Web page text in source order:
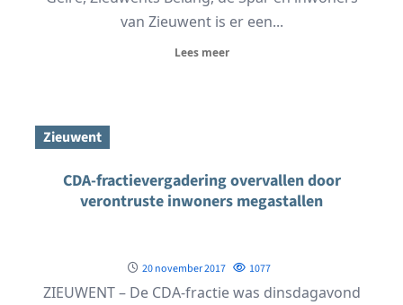
van Zieuwent is er een...
Lees meer
Zieuwent
CDA-fractievergadering overvallen door
verontruste inwoners megastallen
20 november 2017 1077
ZIEUWENT – De CDA-fractie was dinsdagavond